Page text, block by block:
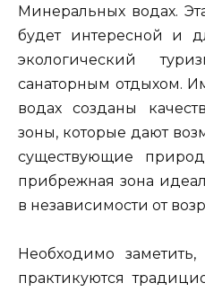
Минеральных водах.
будет интересной и
экологический
санаторным отдыхом.
водах созданы
зоны, которые дают
существующие
прибрежная зона
в независимости от
Необходимо
практикуются